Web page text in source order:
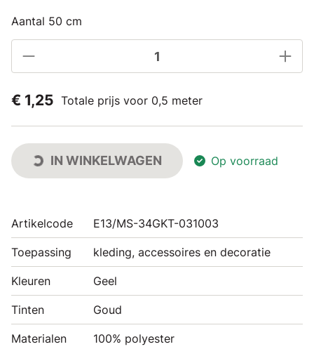
Aantal 50 cm
€ 1,25 Totale prijs voor 0,5 meter
IN WINKELWAGEN Op voorraad
Artikelcode E13/MS-34GKT-031003
Toepassing kleding, accessoires en decoratie
Kleuren Geel
Tinten Goud
Materialen 100% polyester